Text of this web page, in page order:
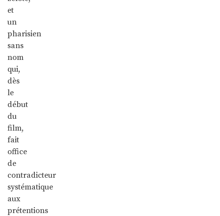
et
un
pharisien
sans
nom
qui,
dès
le
début
du
film,
fait
office
de
contradicteur
systématique
aux
prétentions